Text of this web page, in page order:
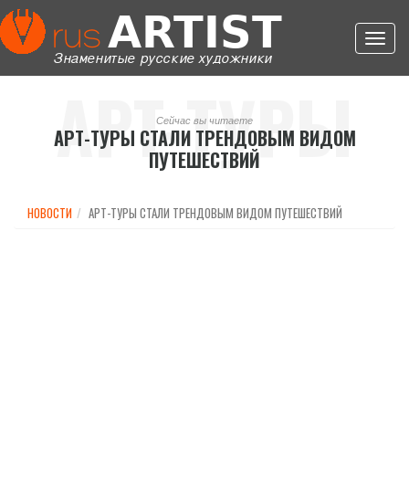
АРТ-ТУРЫ
СТАЛИ
Сейчас вы читаете
АРТ-ТУРЫ СТАЛИ ТРЕНДОВЫМ ВИДОМ
ПУТЕШЕСТВИЙ
НОВОСТИ АРТ-ТУРЫ СТАЛИ ТРЕНДОВЫМ ВИДОМ ПУТЕШЕСТВИЙ